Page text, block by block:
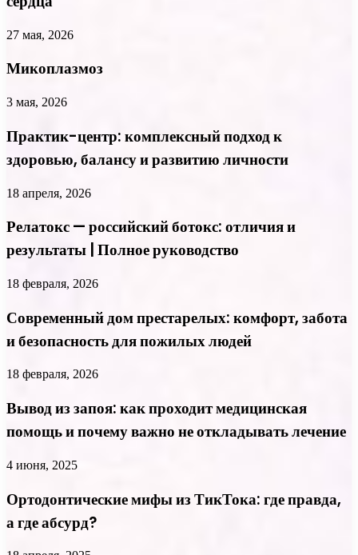
27 мая, 2026
Микоплазмоз
3 мая, 2026
Практик-центр: комплексный подход к
здоровью, балансу и развитию личности
18 апреля, 2026
Релатокс — российский ботокс: отличия и
результаты | Полное руководство
18 февраля, 2026
Современный дом престарелых: комфорт, забота
и безопасность для пожилых людей
18 февраля, 2026
Вывод из запоя: как проходит медицинская
помощь и почему важно не откладывать лечение
4 июня, 2025
Ортодонтические мифы из ТикТока: где правда,
а где абсурд?